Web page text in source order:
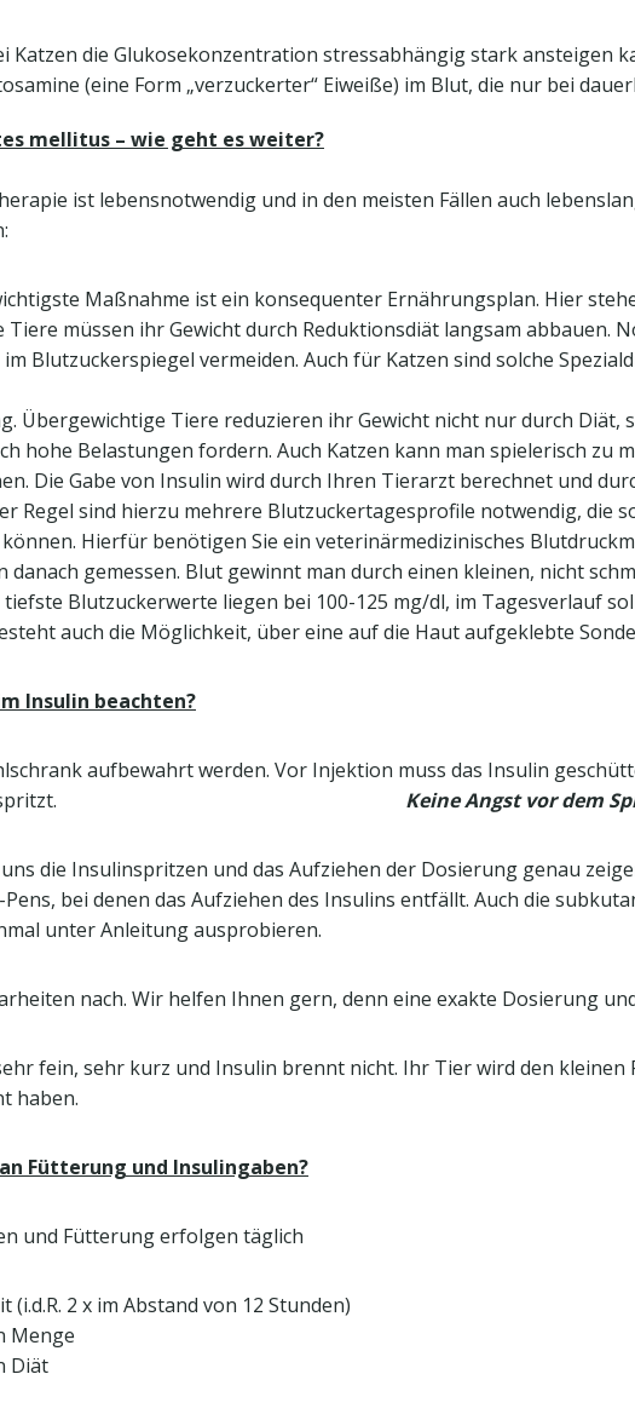
Katzen die Glukosekonzentration stressabhängig stark ansteigen
(eine Form „verzuckerter“ Eiweiße) im Blut, die nur bei
mellitus – wie geht es weiter?
ist lebensnotwendig und in den meisten Fällen auch
Maßnahme ist ein konsequenter Ernährungsplan. Hier
Tiere müssen ihr Gewicht durch Reduktionsdiät langsam abbauen.
Blutzuckerspiegel vermeiden. Auch für Katzen sind solche
Übergewichtige Tiere reduzieren ihr Gewicht nicht nur durch
hohe Belastungen fordern. Auch Katzen kann man spielerisch zu
Die Gabe von Insulin wird durch Ihren Tierarzt berechnet und
Regel sind hierzu mehrere Blutzuckertagesprofile notwendig, die
Hierfür benötigen Sie ein veterinärmedizinisches
danach gemessen. Blut gewinnt man durch einen kleinen, nicht
Blutzuckerwerte liegen bei 100-125 mg/dl, im Tagesverlauf
auch die Möglichkeit, über eine auf die Haut aufgeklebte
Insulin beachten?
aufbewahrt werden. Vor Injektion muss das Insulin
Haut) gespritzt. Keine Angst vor dem
uns die Insulinspritzen und das Aufziehen der Dosierung genau
bei denen das Aufziehen des Insulins entfällt. Auch die
unter Anleitung ausprobieren.
nach. Wir helfen Ihnen gern, denn eine exakte Dosierung
fein, sehr kurz und Insulin brennt nicht. Ihr Tier wird den kleinen
haben.
Fütterung und Insulingaben?
und Fütterung erfolgen täglich
(i.d.R. 2 x im Abstand von 12 Stunden)
Menge
Diät